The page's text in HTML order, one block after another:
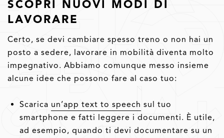
SCOPRI NUOVI MODI DI
LAVORARE
Certo, se devi cambiare spesso treno o non hai un
posto a sedere, lavorare in mobilità diventa molto
impegnativo. Abbiamo comunque messo insieme
alcune idee che possono fare al caso tuo:
Scarica un’app text to speech sul tuo
smartphone e fatti leggere i documenti. È utile,
ad esempio, quando ti devi documentare su un